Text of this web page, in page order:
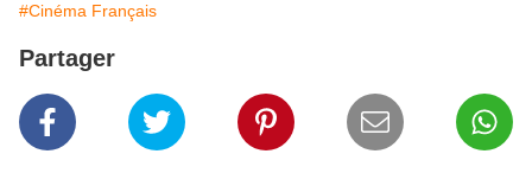
#Cinéma Français
Partager